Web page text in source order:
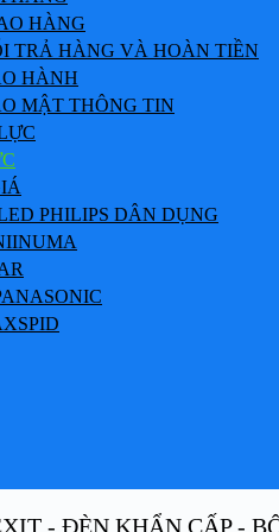
HÀNG
TRẢ HÀNG VÀ HOÀN TIỀN
HÀNH
MẬT THÔNG TIN
PHILIPS DÂN DỤNG
- ĐÈN KHẨN CẤP -